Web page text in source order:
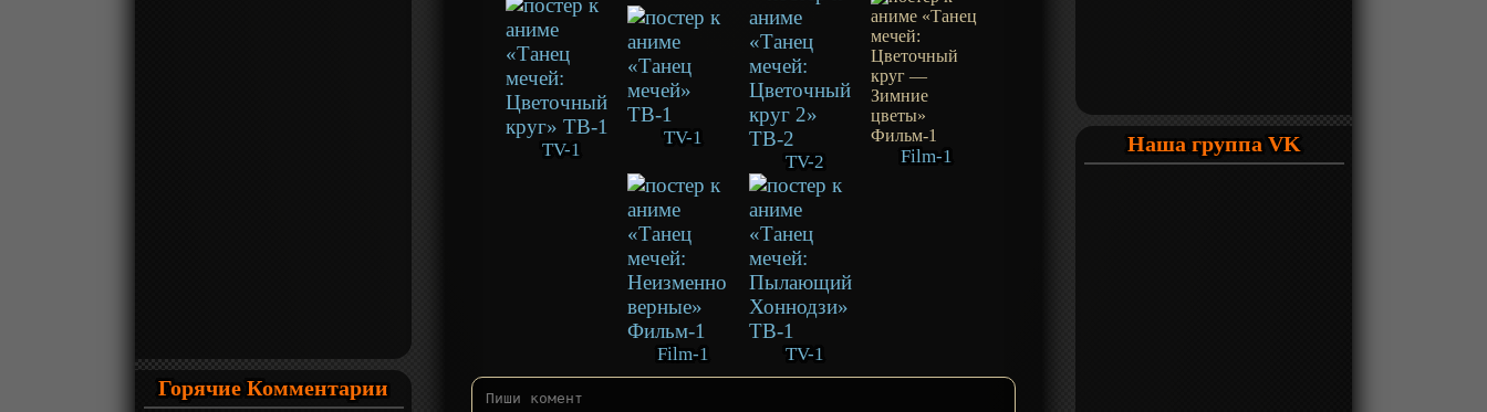
Горячие Комментарии
TV-1
TV-1
TV-2
Film-1
Film-1 TV-1
Наша группа VK